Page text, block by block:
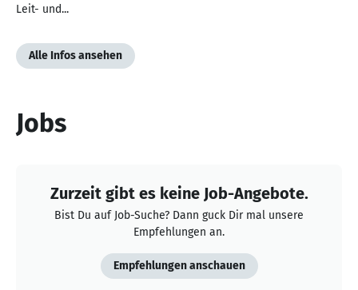
Leit- und...
Alle Infos ansehen
Jobs
Zurzeit gibt es keine Job-Angebote.
Bist Du auf Job-Suche? Dann guck Dir mal unsere
Empfehlungen an.
Empfehlungen anschauen